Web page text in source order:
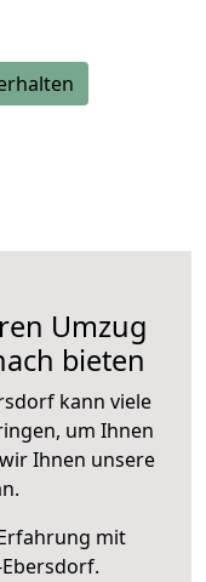
Umzug
bieten
kann viele
um Ihnen
Ihnen unsere
mit
.